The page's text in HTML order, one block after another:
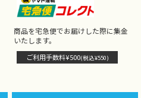
商品を宅急便でお届けした際に集金
いたします。
ご利用手数料¥500(税込¥550)